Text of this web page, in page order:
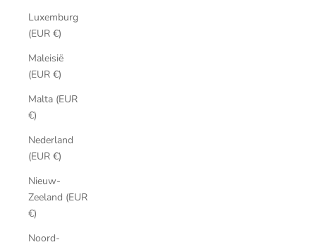
Luxemburg
(EUR €)
Maleisië
(EUR €)
Malta (EUR
€)
Nederland
(EUR €)
Nieuw-
Zeeland (EUR
€)
Noord-